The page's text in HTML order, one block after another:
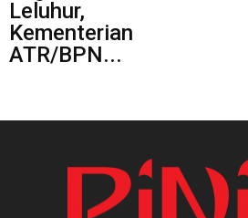
Leluhur,
Kementerian
ATR/BPN...